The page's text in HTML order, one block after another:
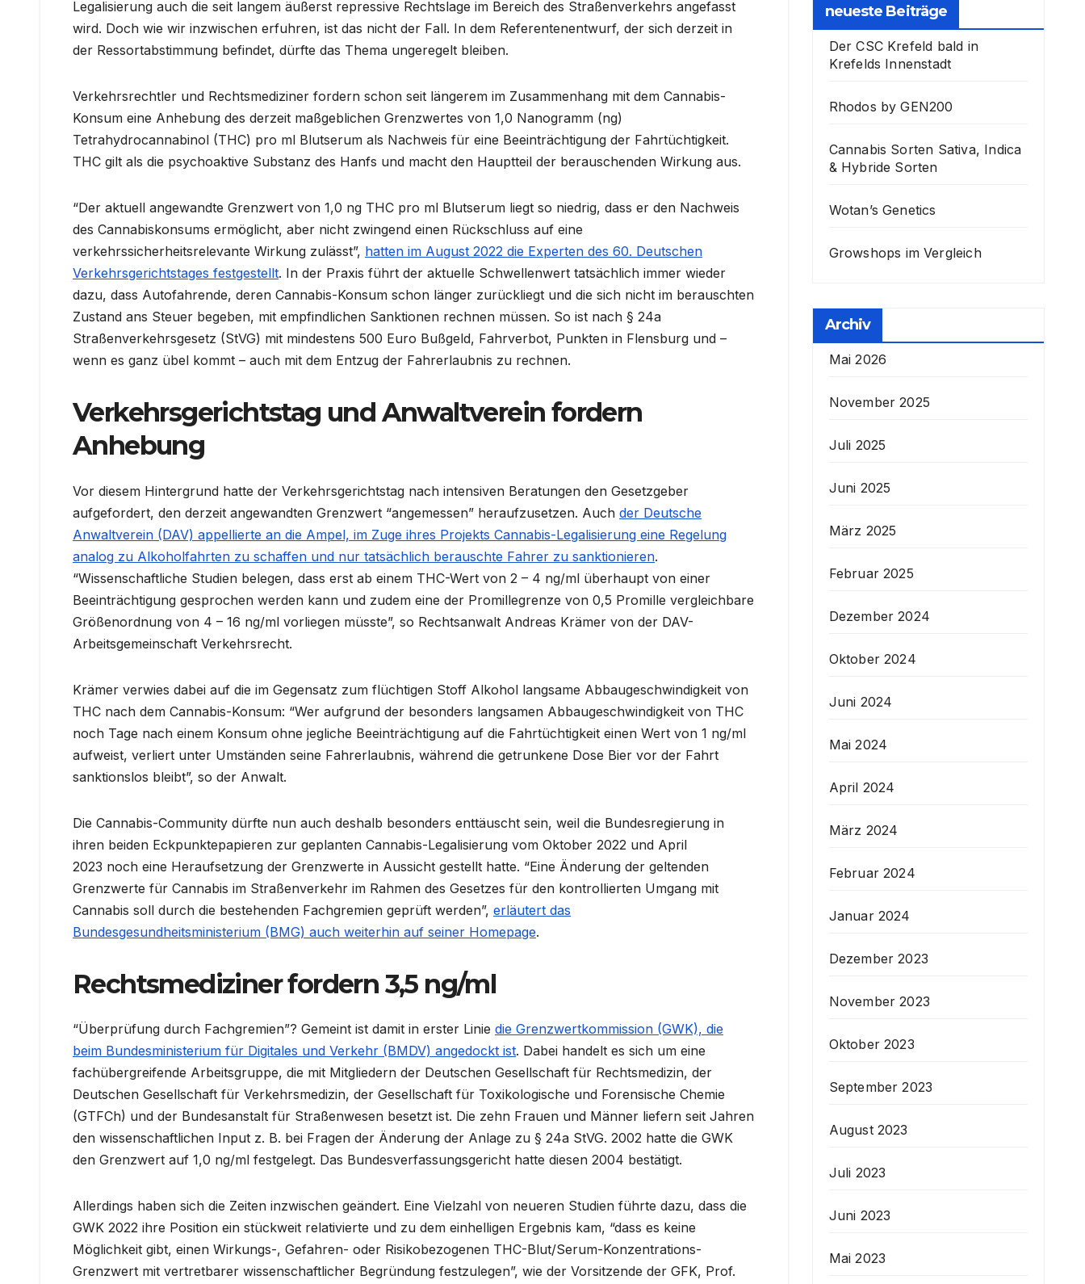
Legalisierung auch die seit langem äußerst repressive Rechtslage im Bereich des Straßenverkehrs angefasst
wird. Doch wie wir inzwischen erfuhren, ist das nicht der Fall. In dem Referentenentwurf, der sich derzeit in
der Ressortabstimmung befindet, dürfte das Thema ungeregelt bleiben.
Verkehrsrechtler und Rechtsmediziner fordern schon seit längerem im Zusammenhang mit dem Cannabis-
Konsum eine Anhebung des derzeit maßgeblichen Grenzwertes von 1,0 Nanogramm (ng)
Tetrahydrocannabinol (THC) pro ml Blutserum als Nachweis für eine Beeinträchtigung der Fahrtüchtigkeit.
THC gilt als die psychoaktive Substanz des Hanfs und macht den Hauptteil der berauschenden Wirkung aus.
“Der aktuell angewandte Grenzwert von 1,0 ng THC pro ml Blutserum liegt so niedrig, dass er den Nachweis
des Cannabiskonsums ermöglicht, aber nicht zwingend einen Rückschluss auf eine
verkehrssicherheitsrelevante Wirkung zulässt”, hatten im August 2022 die Experten des 60. Deutschen
Verkehrsgerichtstages festgestellt. In der Praxis führt der aktuelle Schwellenwert tatsächlich immer wieder
dazu, dass Autofahrende, deren Cannabis-Konsum schon länger zurückliegt und die sich nicht im berauschten
Zustand ans Steuer begeben, mit empfindlichen Sanktionen rechnen müssen. So ist nach § 24a
Straßenverkehrsgesetz (StVG) mit mindestens 500 Euro Bußgeld, Fahrverbot, Punkten in Flensburg und –
wenn es ganz übel kommt – auch mit dem Entzug der Fahrerlaubnis zu rechnen.
Verkehrsgerichtstag und Anwaltverein fordern
Anhebung
Vor diesem Hintergrund hatte der Verkehrsgerichtstag nach intensiven Beratungen den Gesetzgeber
aufgefordert, den derzeit angewandten Grenzwert “angemessen” heraufzusetzen. Auch der Deutsche
Anwaltverein (DAV) appellierte an die Ampel, im Zuge ihres Projekts Cannabis-Legalisierung eine Regelung
analog zu Alkoholfahrten zu schaffen und nur tatsächlich berauschte Fahrer zu sanktionieren.
“Wissenschaftliche Studien belegen, dass erst ab einem THC-Wert von 2 – 4 ng/ml überhaupt von einer
Beeinträchtigung gesprochen werden kann und zudem eine der Promillegrenze von 0,5 Promille vergleichbare
Größenordnung von 4 – 16 ng/ml vorliegen müsste”, so Rechtsanwalt Andreas Krämer von der DAV-
Arbeitsgemeinschaft Verkehrsrecht.
Krämer verwies dabei auf die im Gegensatz zum flüchtigen Stoff Alkohol langsame Abbaugeschwindigkeit von
THC nach dem Cannabis-Konsum: “Wer aufgrund der besonders langsamen Abbaugeschwindigkeit von THC
noch Tage nach einem Konsum ohne jegliche Beeinträchtigung auf die Fahrtüchtigkeit einen Wert von 1 ng/ml
aufweist, verliert unter Umständen seine Fahrerlaubnis, während die getrunkene Dose Bier vor der Fahrt
sanktionslos bleibt”, so der Anwalt.
Die Cannabis-Community dürfte nun auch deshalb besonders enttäuscht sein, weil die Bundesregierung in
ihren beiden Eckpunktepapieren zur geplanten Cannabis-Legalisierung vom Oktober 2022 und April
2023 noch eine Heraufsetzung der Grenzwerte in Aussicht gestellt hatte. “Eine Änderung der geltenden
Grenzwerte für Cannabis im Straßenverkehr im Rahmen des Gesetzes für den kontrollierten Umgang mit
Cannabis soll durch die bestehenden Fachgremien geprüft werden”, erläutert das
Bundesgesundheitsministerium (BMG) auch weiterhin auf seiner Homepage.
Rechtsmediziner fordern 3,5 ng/ml
“Überprüfung durch Fachgremien”? Gemeint ist damit in erster Linie die Grenzwertkommission (GWK), die
beim Bundesministerium für Digitales und Verkehr (BMDV) angedockt ist. Dabei handelt es sich um eine
fachübergreifende Arbeitsgruppe, die mit Mitgliedern der Deutschen Gesellschaft für Rechtsmedizin, der
Deutschen Gesellschaft für Verkehrsmedizin, der Gesellschaft für Toxikologische und Forensische Chemie
(GTFCh) und der Bundesanstalt für Straßenwesen besetzt ist. Die zehn Frauen und Männer liefern seit Jahren
den wissenschaftlichen Input z. B. bei Fragen der Änderung der Anlage zu § 24a StVG. 2002 hatte die GWK
den Grenzwert auf 1,0 ng/ml festgelegt. Das Bundesverfassungsgericht hatte diesen 2004 bestätigt.
Allerdings haben sich die Zeiten inzwischen geändert. Eine Vielzahl von neueren Studien führte dazu, dass die
GWK 2022 ihre Position ein stückweit relativierte und zu dem einhelligen Ergebnis kam, “dass es keine
Möglichkeit gibt, einen Wirkungs-, Gefahren- oder Risikobezogenen THC-Blut/Serum-Konzentrations-
Grenzwert mit vertretbarer wissenschaftlicher Begründung festzulegen”, wie der Vorsitzende der GFK, Prof.
neueste Beiträge
Der CSC Krefeld bald in
Krefelds Innenstadt
Rhodos by GEN200
Cannabis Sorten Sativa, Indica
& Hybride Sorten
Wotan’s Genetics
Growshops im Vergleich
Archiv
Mai 2026
November 2025
Juli 2025
Juni 2025
März 2025
Februar 2025
Dezember 2024
Oktober 2024
Juni 2024
Mai 2024
April 2024
März 2024
Februar 2024
Januar 2024
Dezember 2023
November 2023
Oktober 2023
September 2023
August 2023
Juli 2023
Juni 2023
Mai 2023